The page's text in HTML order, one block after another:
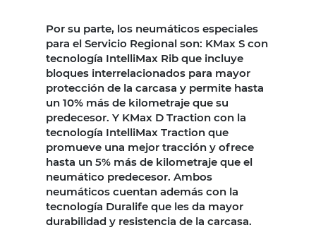
Por su parte, los neumáticos especiales
para el Servicio Regional son: KMax S con
tecnología IntelliMax Rib que incluye
bloques interrelacionados para mayor
protección de la carcasa y permite hasta
un 10% más de kilometraje que su
predecesor. Y KMax D Traction con la
tecnología IntelliMax Traction que
promueve una mejor tracción y ofrece
hasta un 5% más de kilometraje que el
neumático predecesor. Ambos
neumáticos cuentan además con la
tecnología Duralife que les da mayor
durabilidad y resistencia de la carcasa.